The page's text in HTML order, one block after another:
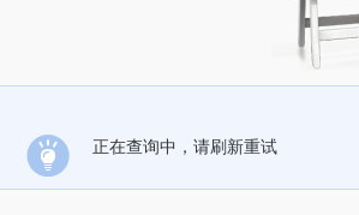
正在查询中，请刷新重试